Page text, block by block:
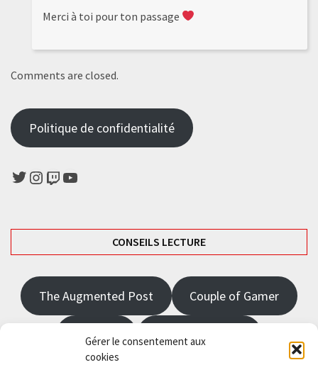
Gérer le consentement aux
cookies
Merci à toi pour ton passage
Comments are closed.
Politique de confidentialité
Twitter
Instagram
TwitchYouTube
CONSEILS LECTURE
The Augmented Post Couple of Gamer
JRPGFR State of Gaming